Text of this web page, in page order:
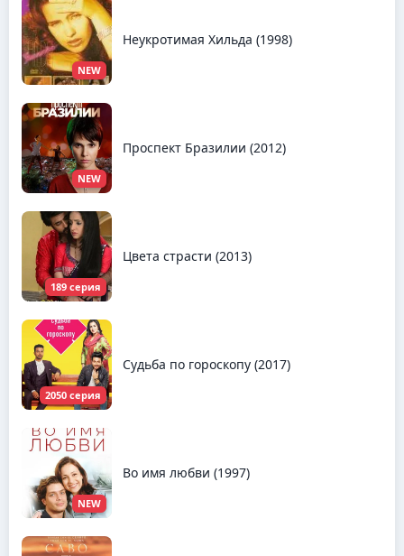
NEW
Неукротимая Хильда (1998)
NEW
Проспект Бразилии (2012)
189 серия
Цвета страсти (2013)
2050 серия
Судьба по гороскопу (2017)
NEW
Во имя любви (1997)